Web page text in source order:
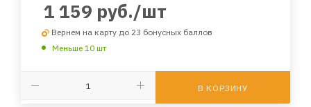
1 159 руб./шт
Вернем на карту до 23 бонусных баллов
Меньше 10 шт
В КОРЗИНУ